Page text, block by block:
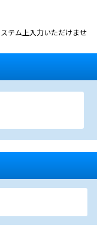
テム上入力いただけませ